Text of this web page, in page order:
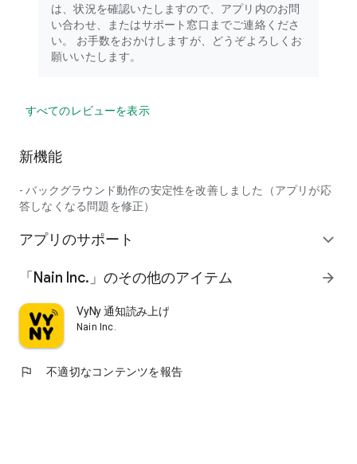
は、状況を確認いたしますので、アプリ内のお問
い合わせ、またはサポート窓口までご連絡くださ
い。 お手数をおかけしますが、どうぞよろしくお
願いいたします。
すべてのレビューを表示
新機能
- バックグラウンド動作の安定性を改善しました（アプリが応
答しなくなる問題を修正）
アプリのサポート expand_more
「Nain Inc.」のその他のアイテム arrow_forward
VyNy 通知読み上げ
Nain Inc.
flag 不適切なコンテンツを報告